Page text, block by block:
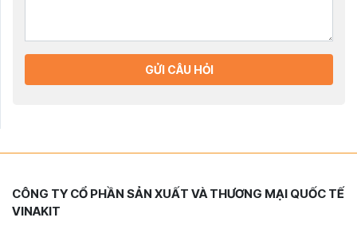
GỬI CÂU HỎI
CÔNG TY CỔ PHẦN SẢN XUẤT VÀ THƯƠNG MẠI QUỐC TẾ
VINAKIT